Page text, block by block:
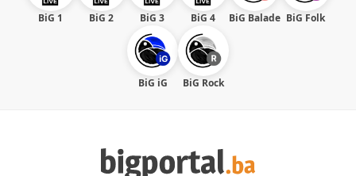
BiG 1 BiG 2 BiG 3 BiG 4 BiG Balade BiG Folk
BiG iG BiG Rock